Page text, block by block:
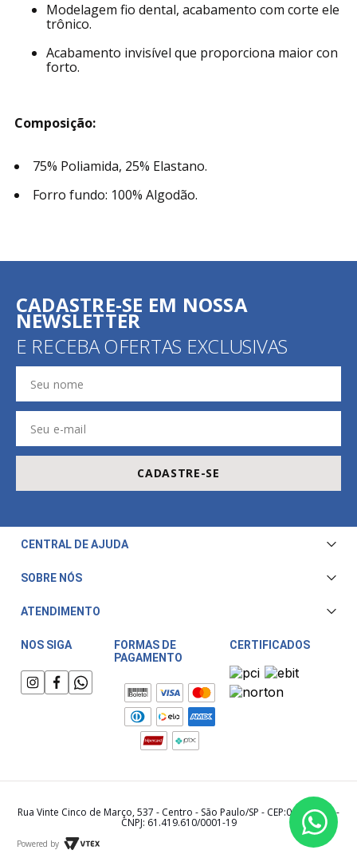
Modelagem fio dental, acabamento com corte ele
trônico.
Acabamento invisível que proporciona maior con
forto.
Composição:
75% Poliamida, 25% Elastano.
Forro fundo: 100% Algodão.
CADASTRE-SE EM NOSSA
NEWSLETTER
E RECEBA OFERTAS EXCLUSIVAS
CADASTRE-SE
CENTRAL DE AJUDA
Central de Atendimento
Trocas e Devoluções
Fale Conosco
Meu Cashback
SOBRE NÓS
ATENDIMENTO
Horário de atendimento:
Segunda a Sexta das 08:00 às 17:30
Sábado das 08:00 às 15:00
NOS SIGA
FORMAS DE
PAGAMENTO
CERTIFICADOS
Rua Vinte Cinco de Março, 537 - Centro - São Paulo/SP - CEP:01021-000 -
CNPJ: 61.419.610/0001-19
Powered by